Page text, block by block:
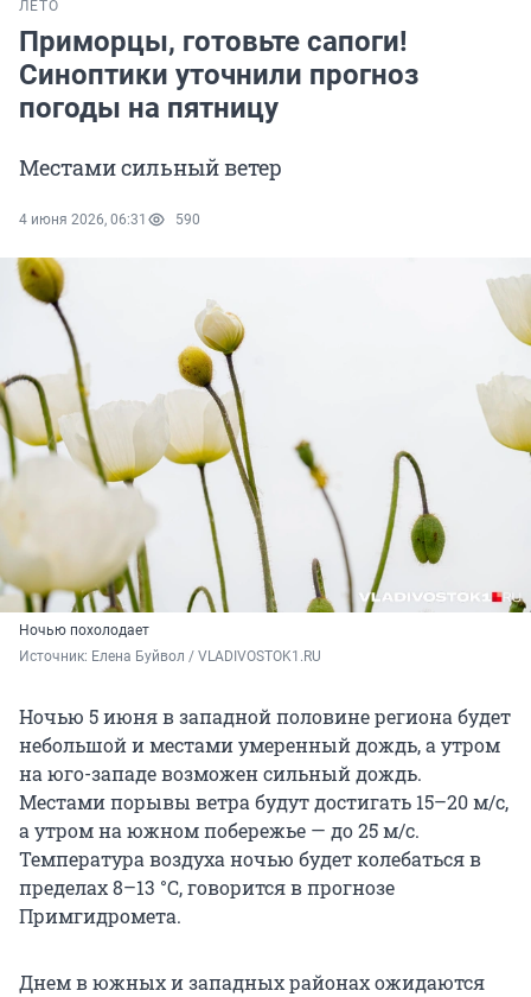
ЛЕТО
Приморцы, готовьте сапоги!
Синоптики уточнили прогноз
погоды на пятницу
Местами сильный ветер
4 июня 2026, 06:31 590
Ночью похолодает
Источник: Елена Буйвол / VLADIVOSTOK1.RU
Ночью 5 июня в западной половине региона будет
небольшой и местами умеренный дождь, а утром
на юго-западе возможен сильный дождь.
Местами порывы ветра будут достигать 15–20 м/с,
а утром на южном побережье — до 25 м/с.
Температура воздуха ночью будет колебаться в
пределах8–13 °C, говорится в прогнозе
Примгидромета.
Днем в южных и западных районах ожидаются